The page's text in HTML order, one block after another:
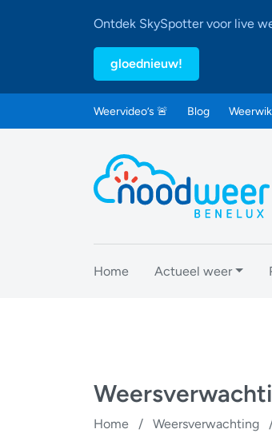
Ontdek SkySpotter voor live
gloednieuw!
Weervideo’s 🚨 Blog
Home Actueel weer
Home / Weersverwachting